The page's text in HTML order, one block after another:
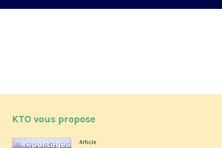
KTO vous propose
Article